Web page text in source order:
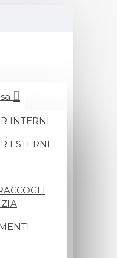
INTERNI
ESTERNI